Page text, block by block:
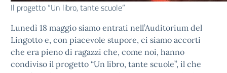
Il progetto “Un libro, tante scuole”
Lunedì 18 maggio siamo entrati nell’Auditorium del
Lingotto e, con piacevole stupore, ci siamo accorti
che era pieno di ragazzi che, come noi, hanno
condiviso il progetto “Un libro, tante scuole”, il che